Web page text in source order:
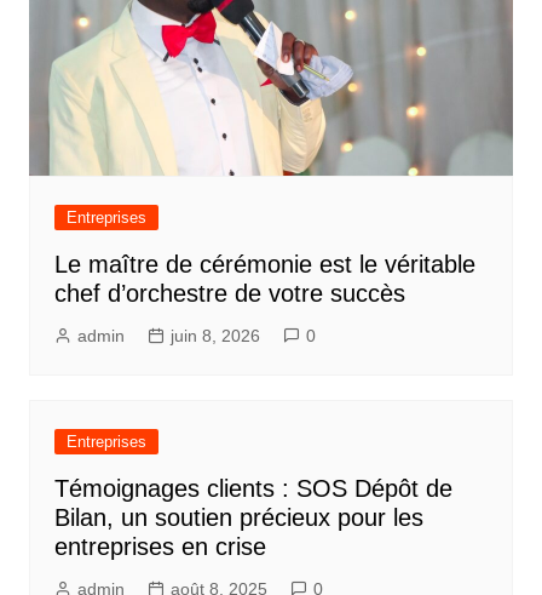
Entreprises
Le maître de cérémonie est le véritable
chef d’orchestre de votre succès
admin juin 8, 2026 0
Entreprises
Témoignages clients : SOS Dépôt de
Bilan, un soutien précieux pour les
entreprises en crise
admin août 8, 2025 0